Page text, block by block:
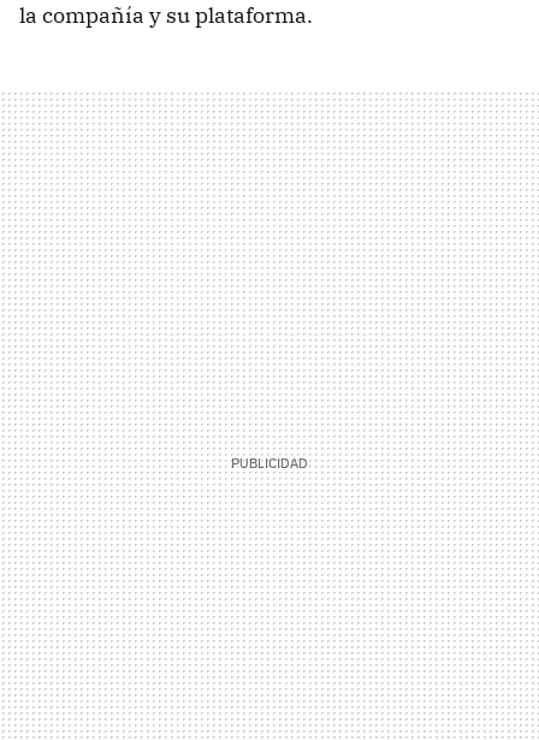
la compañía y su plataforma.